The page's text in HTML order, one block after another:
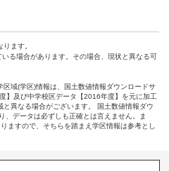
ます。
る場合があります。その場合、現状と異なる可
域(学区)情報は、国土数値情報ダウンロードサ
】及び中学校区データ【2016年度】を元に加工
異なる場合がございます。 国土数値情報ダウ
、データは必ずしも正確とは言えません。ま
ますので、そちらを踏まえ学区情報は参考とし